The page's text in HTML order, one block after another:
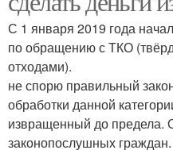
С 1 января 2019 года
по обращению с ТКО
отходами).
не спорю правильный
обработки данной
извращенный до предела.
законопослушных граждан.